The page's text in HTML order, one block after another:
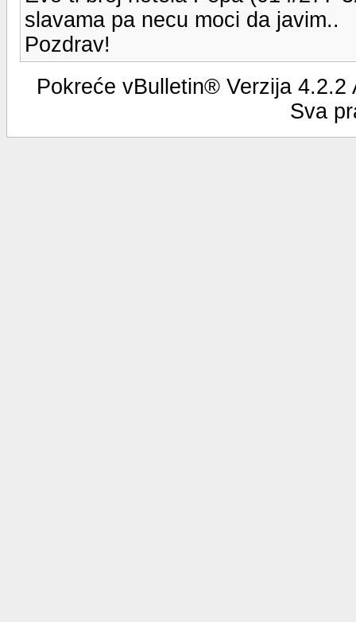
slavama pa necu moci da javim..
Pozdrav!
Pokreće vBulletin® Verzija
Sva